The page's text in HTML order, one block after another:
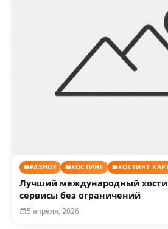
РАЗНОЕ ХОСТИНГ ХОСТИНГ
Лучший международный
сервисы без ограничений
5 апреля, 2026